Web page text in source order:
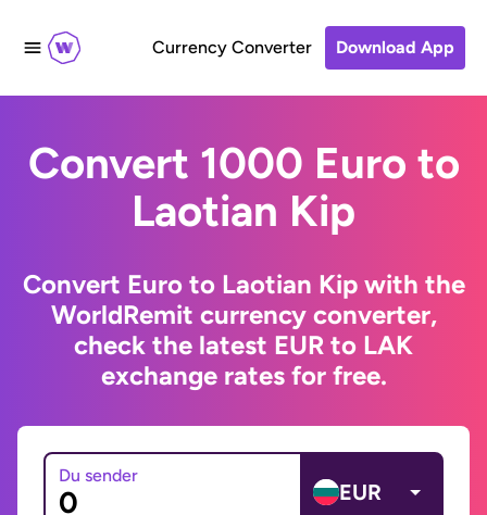
Currency Converter Download App
Convert 1000 Euro to
Laotian Kip
Convert Euro to Laotian Kip with the
WorldRemit currency converter,
check the latest EUR to LAK
exchange rates for free.
Du sender
EUR